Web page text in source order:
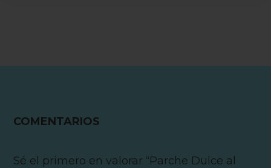
COMENTARIOS
Sé el primero en valorar “Parche Dulce al